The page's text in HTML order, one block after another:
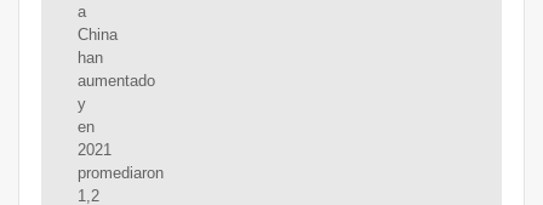
a
China
han
aumentado
y
en
2021
promediaron
1,2